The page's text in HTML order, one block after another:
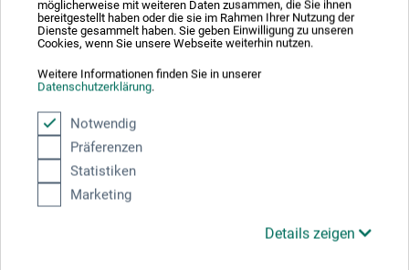
möglicherweise mit weiteren Daten zusammen, die Sie ihnen
bereitgestellt haben oder die sie im Rahmen Ihrer Nutzung der
Dienste gesammelt haben. Sie geben Einwilligung zu unseren
Cookies, wenn Sie unsere Webseite weiterhin nutzen.
Weitere Informationen finden Sie in unserer
Datenschutzerklärung.
Notwendig
Präferenzen
Statistiken
Marketing
Details zeigen
Hersteller-Kontakt
Hier finden Sie die Kontaktdaten des Herstellers zu